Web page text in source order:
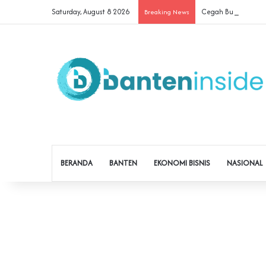
Saturday, August 8 2026 Breaking News Cegah Buruh
BERANDA BANTEN EKONOMI BISNIS NASIONAL